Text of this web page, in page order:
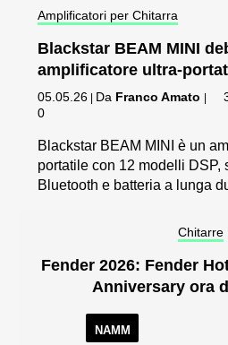
Amplificatori per Chitarra
Blackstar BEAM MINI
amplificatore ultra-
05.05.26 | Da Franco Amato |
0
Blackstar BEAM MINI è un
portatile con 12 modelli DSP,
Bluetooth e batteria a lunga
Chitarre
Fender 2026: Fender
Anniversary ora
NAMM